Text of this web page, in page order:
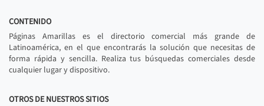
CONTENIDO
Páginas Amarillas es el directorio comercial más grande de
Latinoamérica, en el que encontrarás la solución que necesitas de
forma rápida y sencilla. Realiza tus búsquedas comerciales desde
cualquier lugar y dispositivo.
OTROS DE NUESTROS SITIOS